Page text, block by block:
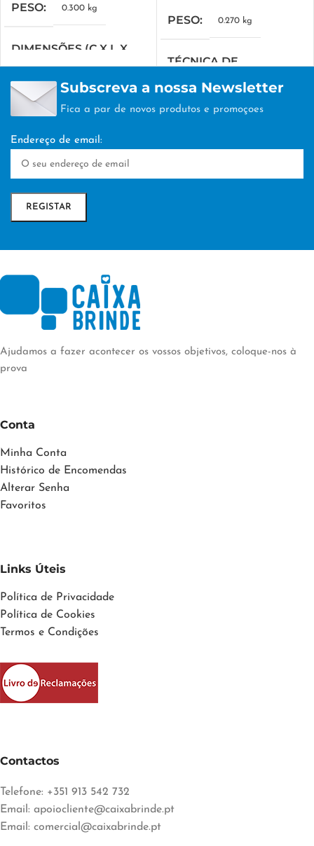
PESO 0.300 kg
DIMENSÕES (C X L X
A)
42 × 22 × 16 cm
TÉCNICA DE
DTF/Serigrafia
PESO 0.270 kg
TÉCNICA DE
DTF/Serigrafia
Subscreva a nossa Newsletter
Fica a par de novos produtos e promoçoes
Endereço de email:
Ajudamos a fazer acontecer os vossos objetivos, coloque-nos à
prova
Conta
Minha Conta
Histórico de Encomendas
Alterar Senha
Favoritos
Links Úteis
Política de Privacidade
Política de Cookies
Termos e Condições
Contactos
Telefone: +351 913 542 732
Email: apoiocliente@caixabrinde.pt
Email: comercial@caixabrinde.pt